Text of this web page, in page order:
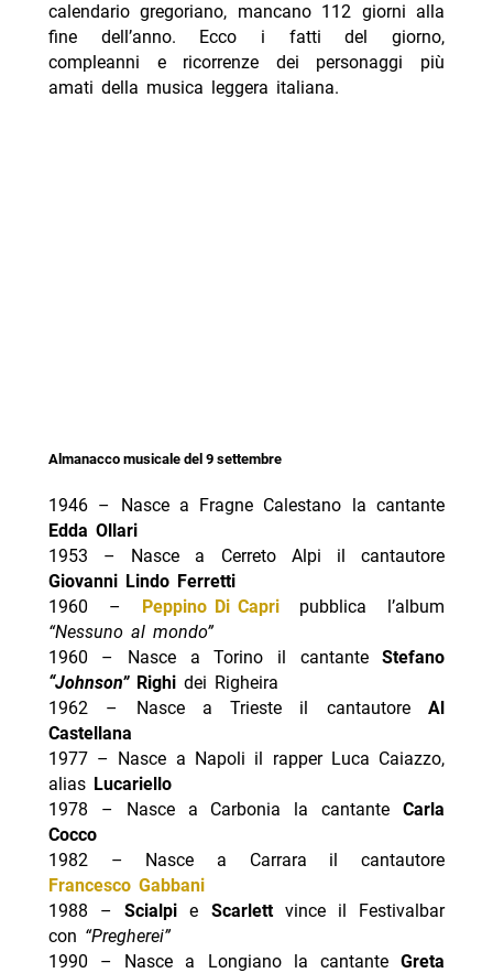
calendario gregoriano, mancano 112 giorni alla
fine dell’anno. Ecco i fatti del giorno,
compleanni e ricorrenze dei personaggi più
amati della musica leggera italiana.
Almanacco musicale del 9 settembre
1946 – Nasce a Fragne Calestano la cantante
Edda Ollari
1953 – Nasce a Cerreto Alpi il cantautore
Giovanni Lindo Ferretti
1960 – Peppino Di Capripubblica l’album
“Nessuno al mondo”
1960 – Nasce a Torino il cantanteStefano
“Johnson”Righidei Righeira
1962 – Nasce a Trieste il cantautoreAl
Castellana
1977 – Nasce a Napoli il rapper Luca Caiazzo,
alias Lucariello
1978 – Nasce a Carbonia la cantanteCarla
Cocco
1982 – Nasce a Carrara il cantautore
Francesco Gabbani
1988 –Scialpi e Scarlettvince il Festivalbar
con “Pregherei”
1990 – Nasce a Longiano la cantanteGreta